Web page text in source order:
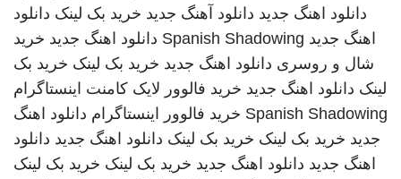
دانلود اهنگ جدید دانلود آهنگ جدید خرید بک لینک دانلود
اهنگ جدید Spanish Shadowing دانلود اهنگ جدید خرید
شال و روسری دانلود اهنگ جدید خرید بک لینک خرید بک
لینک دانلود اهنگ جدید خرید فالوور لایک کامنت اینستاگرام
Spanish Shadowing خرید فالوور اینستاگرام دانلود اهنگ
جدید خرید بک لینک خرید بک لینک دانلود اهنگ جدید دانلود
اهنگ جدید دانلود اهنگ جدید خرید بک لینک خرید بک لینک